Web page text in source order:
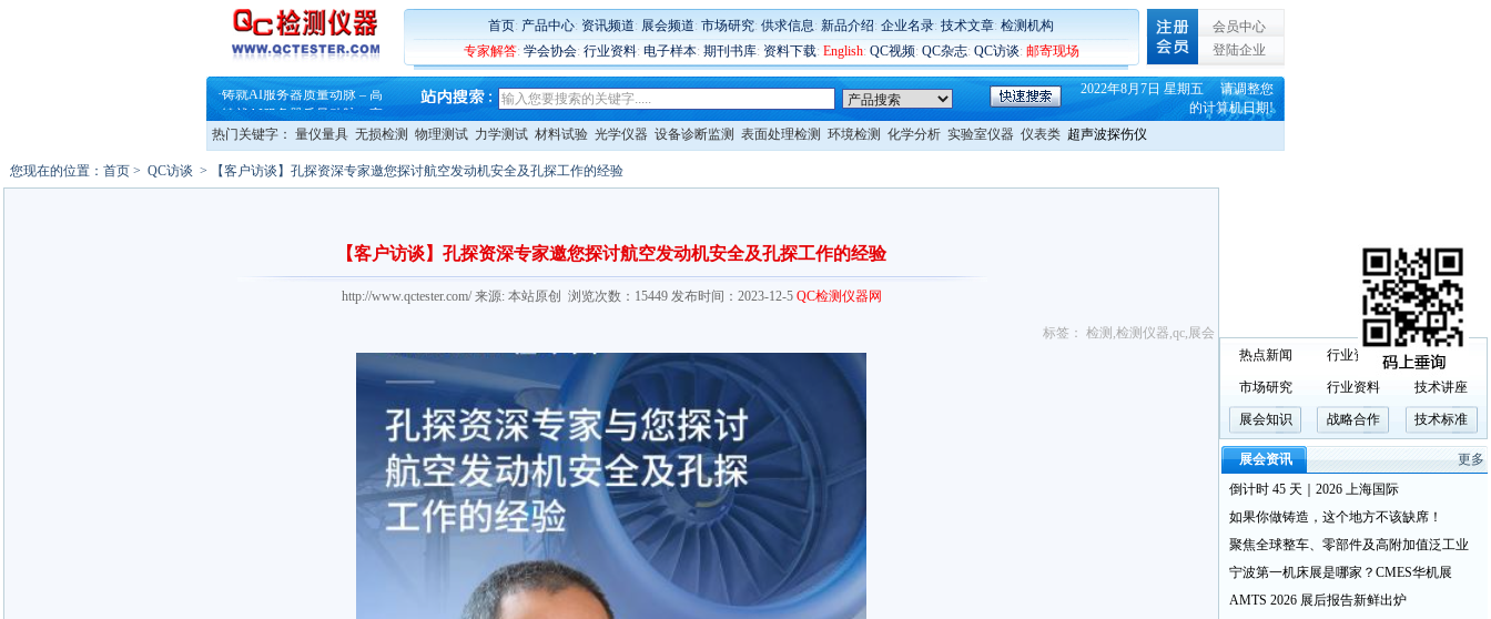
首页: 产品中心: 资讯频道: 展会频道: 市场研究: 供求信息: 新品介绍: 企业名录: 技术文章: 检测机构
专家解答: 学会协会: 行业资料: 电子样本: 期刊书库: 资料下载: English: QC视频: QC杂志: QC访谈: 邮寄现场
会员中心
登陆企业
蔡司软件 | 高效变形分析能
铸就AI服务器质量动脉 – 高
·铸就AI服务器质量动脉 – 高
·ZEISS BOSELLO ADR 让内部缺
·蔡司和亿纬锂能达成战略合作
·大牌云集 买家升级 ——26
·铸就AI服务器质量动脉 – 高
蔡司和亿纬锂能达成战略合作
大牌云集 买家升级 ——26
2022年8月7日 星期五 请调整您
的计算机日期!
热门关键字： 量仪量具 无损检测 物理测试 力学测试 材料试验 光学仪器 设备诊断监测 表面处理检测 环境检测 化学分析 实验室仪器 仪表类 超声波探伤仪
您现在的位置： 首页 > QC访谈 > 【客户访谈】孔探资深专家邀您探讨航空发动机安全及孔探工作的经验
【客户访谈】孔探资深专家邀您探讨航空发动机安全及孔探工作的经验
http://www.qctester.com/ 来源: 本站原创 浏览次数：15449 发布时间：2023-12-5 QC检测仪器网
标签： 检测 ,检测仪器,qc,展会
热点新闻 行业资讯 政策法规
市场研究 行业资料 技术讲座
展会知识 战略合作 技术标准
展会资讯
更多
倒计时 45 天｜2026 上海国际
如果你做铸造，这个地方不该缺席！
聚焦全球整车、零部件及高附加值泛工业
宁波第一机床展是哪家？CMES华机展
AMTS 2026 展后报告新鲜出炉